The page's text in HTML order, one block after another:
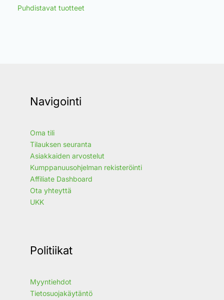
Puhdistavat tuotteet
Navigointi
Oma tili
Tilauksen seuranta
Asiakkaiden arvostelut
Kumppanuusohjelman rekisteröinti
Affiliate Dashboard
Ota yhteyttä
UKK
Politiikat
Myyntiehdot
Tietosuojakäytäntö